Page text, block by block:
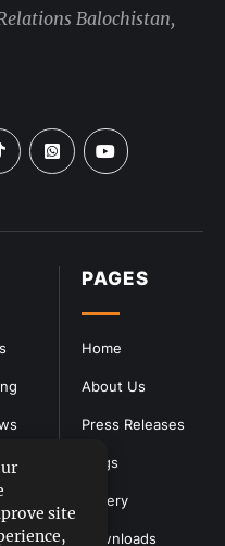
PAGES
Home
About Us
Press Releases
Blogs
Gallery
Downloads
Balochistan,
site